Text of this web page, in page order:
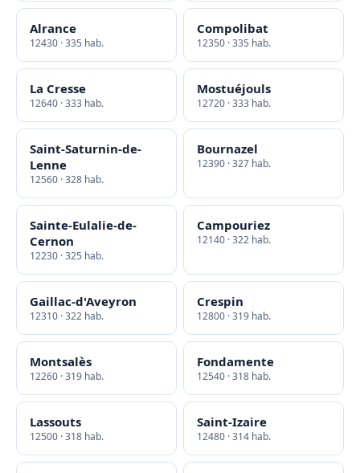
Alrance
12430 · 335 hab.
Compolibat
12350 · 335 hab.
La Cresse
12640 · 333 hab.
Mostuéjouls
12720 · 333 hab.
Saint-Saturnin-de-
Lenne
12560 · 328 hab.
Bournazel
12390 · 327 hab.
Sainte-Eulalie-de-
Cernon
12230 · 325 hab.
Campouriez
12140 · 322 hab.
Gaillac-d'Aveyron
12310 · 322 hab.
Crespin
12800 · 319 hab.
Montsalès
12260 · 319 hab.
Fondamente
12540 · 318 hab.
Lassouts
12500 · 318 hab.
Saint-Izaire
12480 · 314 hab.